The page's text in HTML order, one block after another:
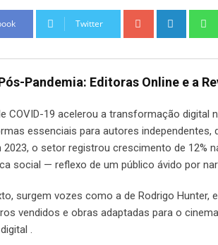
Twitter Google+ LinkedIn
Pandemia: Editoras Online e a
COVID-19 acelerou a transformação digital
essenciais para autores
2023, o setor registrou crescimento de 12%
social — reflexo de um público ávido por
surgem vozes como a de Rodrigo
vendidos e obras adaptadas para o
.